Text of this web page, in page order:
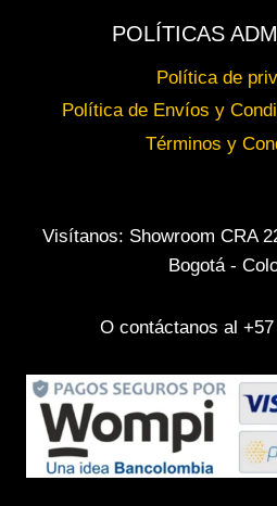
POLÍTICAS
Política de
Política de Envíos y
Términos y
Visítanos: Showroom CRA
Bogotá -
O contáctanos al